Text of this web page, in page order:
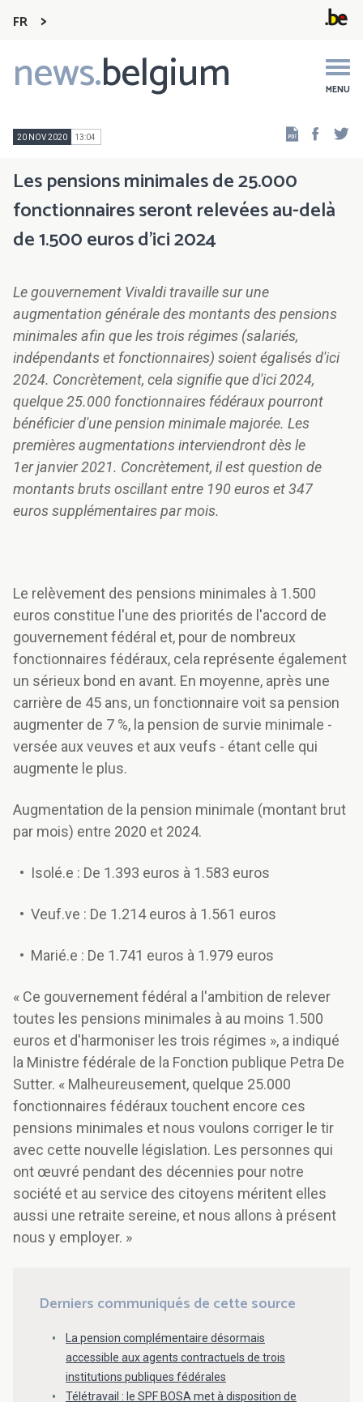
FR
news.belgium MENU
Main
navigation
20 NOV 2020 13:04
Les pensions minimales de 25.000
fonctionnaires seront relevées au-delà
de 1.500 euros d'ici 2024
Le gouvernement Vivaldi travaille sur une
augmentation générale des montants des pensions
minimales afin que les trois régimes (salariés,
indépendants et fonctionnaires) soient égalisés d'ici
2024. Concrètement, cela signifie que d'ici 2024,
quelque 25.000 fonctionnaires fédéraux pourront
bénéficier d'une pension minimale majorée. Les
premières augmentations interviendront dès le
1er janvier 2021. Concrètement, il est question de
montants bruts oscillant entre 190 euros et 347
euros supplémentaires par mois.
Le relèvement des pensions minimales à 1.500
euros constitue l'une des priorités de l'accord de
gouvernement fédéral et, pour de nombreux
fonctionnaires fédéraux, cela représente également
un sérieux bond en avant. En moyenne, après une
carrière de 45 ans, un fonctionnaire voit sa pension
augmenter de 7 %, la pension de survie minimale -
versée aux veuves et aux veufs - étant celle qui
augmente le plus.
Augmentation de la pension minimale (montant brut
par mois) entre 2020 et 2024.
• Isolé.e : De 1.393 euros à 1.583 euros
• Veuf.ve : De 1.214 euros à 1.561 euros
• Marié.e : De 1.741 euros à 1.979 euros
« Ce gouvernement fédéral a l'ambition de relever
toutes les pensions minimales à au moins 1.500
euros et d'harmoniser les trois régimes », a indiqué
la Ministre fédérale de la Fonction publique Petra De
Sutter. « Malheureusement, quelque 25.000
fonctionnaires fédéraux touchent encore ces
pensions minimales et nous voulons corriger le tir
avec cette nouvelle législation. Les personnes qui
ont œuvré pendant des décennies pour notre
société et au service des citoyens méritent elles
aussi une retraite sereine, et nous allons à présent
nous y employer. »
Derniers communiqués de cette source
La pension complémentaire désormais
accessible aux agents contractuels de trois
institutions publiques fédérales
Télétravail : le SPF BOSA met à disposition de